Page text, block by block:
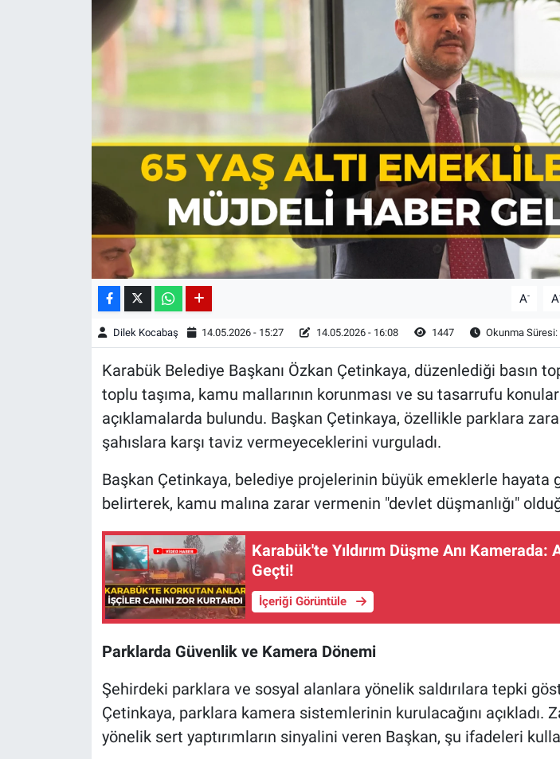
A- A
Dilek Kocabaş 14.05.2026 - 15:27 14.05.2026 - 16:08 1447 Okunma Süresi:
Karabük Belediye Başkanı Özkan Çetinkaya, düzenlediği basın
toplu taşıma, kamu mallarının korunması ve su tasarrufu
açıklamalarda bulundu. Başkan Çetinkaya, özellikle parklara
şahıslara karşı taviz vermeyeceklerini vurguladı.
Başkan Çetinkaya, belediye projelerinin büyük emeklerle hayata
belirterek, kamu malına zarar vermenin "devlet düşmanlığı"
Karabük'te Yıldırım Düşme Anı Kamerada:
Geçti!
İçeriği Görüntüle
Parklarda Güvenlik ve Kamera Dönemi
Şehirdeki parklara ve sosyal alanlara yönelik saldırılara tepki
Çetinkaya, parklara kamera sistemlerinin kurulacağını açıkladı.
yönelik sert yaptırımların sinyalini veren Başkan, şu ifadeleri